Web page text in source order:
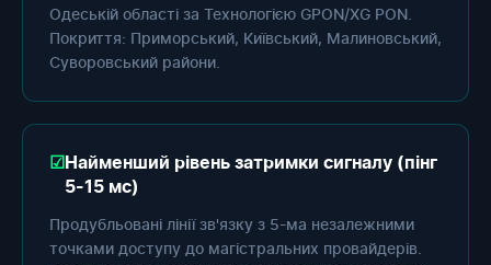
Одеській області за Технологією GPON/XG PON.
Покриття: Приморський, Київський, Малиновський,
Суворовський райони.
Найменший рівень затримки сигналу (пінг
5-15 мс)
Продубльовані лінії зв'язку з 5-ма незалежними
точками доступу до магістральних провайдерів.